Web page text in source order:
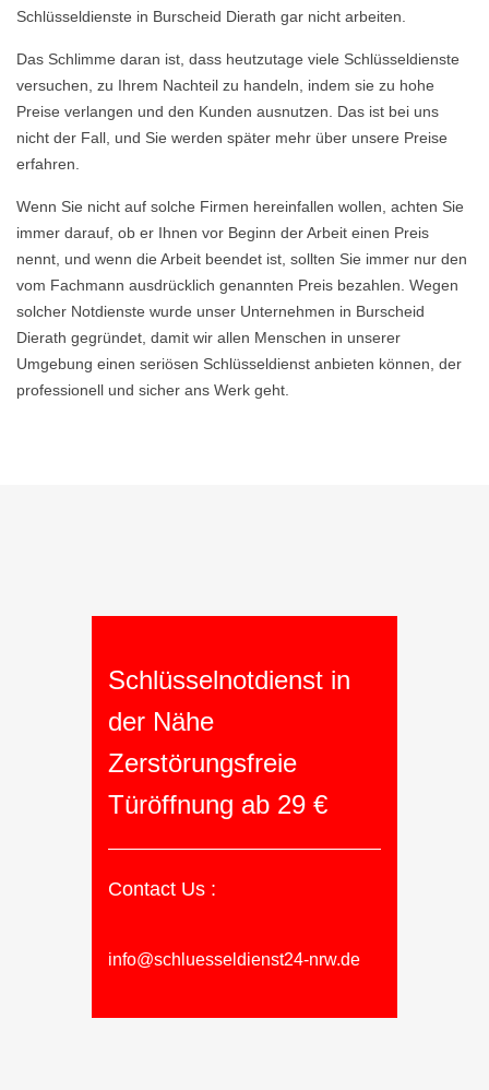
Schlüsseldienste in Burscheid Dierath gar nicht arbeiten.
Das Schlimme daran ist, dass heutzutage viele Schlüsseldienste
versuchen, zu Ihrem Nachteil zu handeln, indem sie zu hohe
Preise verlangen und den Kunden ausnutzen. Das ist bei uns
nicht der Fall, und Sie werden später mehr über unsere Preise
erfahren.
Wenn Sie nicht auf solche Firmen hereinfallen wollen, achten Sie
immer darauf, ob er Ihnen vor Beginn der Arbeit einen Preis
nennt, und wenn die Arbeit beendet ist, sollten Sie immer nur den
vom Fachmann ausdrücklich genannten Preis bezahlen. Wegen
solcher Notdienste wurde unser Unternehmen in Burscheid
Dierath gegründet, damit wir allen Menschen in unserer
Umgebung einen seriösen Schlüsseldienst anbieten können, der
professionell und sicher ans Werk geht.
Schlüsselnotdienst in
der Nähe
Zerstörungsfreie
Türöffnung ab 29 €
Contact Us :
info@schluesseldienst24-nrw.de